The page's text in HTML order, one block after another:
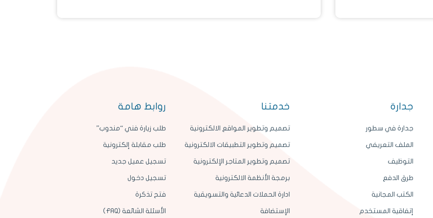
جدارة
جدارة في سطور
الملف التعريفي
التوظيف
طرق الدفع
الكتب المجانية
إتفاقية المستخدم
خدمتنا
تصميم وتطوير المواقع الالكترونية
تصميم وتطوير التطبيقات الالكترونية
تصميم وتطوير المتاجر الإلكترونية
برمجة الأنظمة الالكترونية
ادارة الحملات الدعائية والتسويقية
الإستضافة
روابط هامة
طلب زيارة فني “مندوب”
طلب مقابلة إلكترونية
تسجيل عميل جديد
تسجيل دخول
فتح تذكرة
الأسئلة الشائعة (FAQ)